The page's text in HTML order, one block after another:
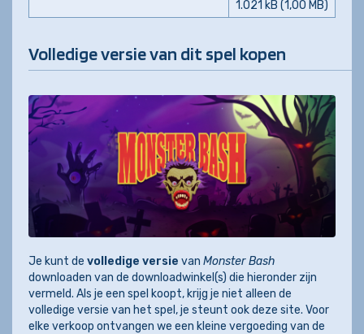
1.021 kB (1,00 MB)
Volledige versie van dit spel kopen
Je kunt de volledige versie van Monster Bash
downloaden van de downloadwinkel(s) die hieronder zijn
vermeld. Als je een spel koopt, krijg je niet alleen de
volledige versie van het spel, je steunt ook deze site. Voor
elke verkoop ontvangen we een kleine vergoeding van de